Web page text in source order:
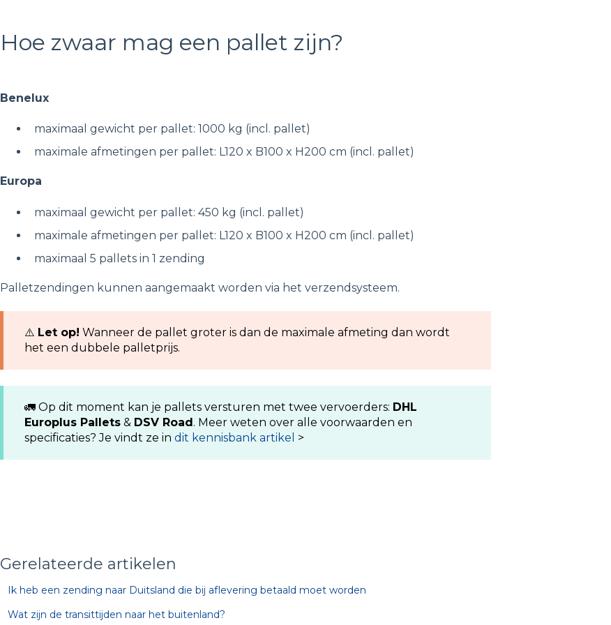
Hoe zwaar mag een pallet zijn?
Benelux
maximaal gewicht per pallet: 1000 kg (incl. pallet)
maximale afmetingen per pallet: L120 x B100 x H200 cm (incl. pallet)
Europa
maximaal gewicht per pallet: 450 kg (incl. pallet)
maximale afmetingen per pallet: L120 x B100 x H200 cm (incl. pallet)
maximaal 5 pallets in 1 zending
Palletzendingen kunnen aangemaakt worden via het verzendsysteem.
⚠️ Let op! Wanneer de pallet groter is dan de maximale afmeting dan wordt
het een dubbele palletprijs.
🚛 Op dit moment kan je pallets versturen met twee vervoerders: DHL
Europlus Pallets& DSV Road. Meer weten over alle voorwaarden en
specificaties? Je vindt ze in dit kennisbank artikel >
Gerelateerde artikelen
Ik heb een zending naar Duitsland die bij aflevering betaald moet worden
Wat zijn de transittijden naar het buitenland?